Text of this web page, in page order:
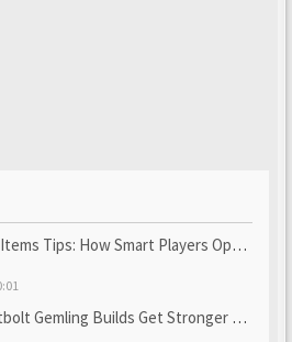
Tips: How Smart Players Optimize Gear, Build...
Builds Get Stronger With u4gm’s Ice C...